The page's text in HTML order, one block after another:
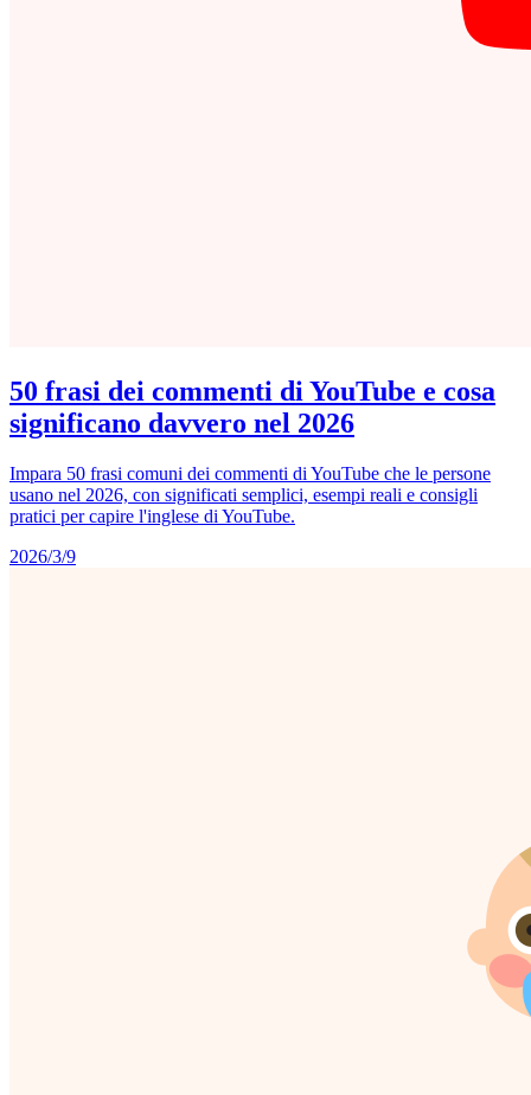
50 frasi dei commenti di YouTube e cosa
significano davvero nel 2026
Impara 50 frasi comuni dei commenti di YouTube che le persone
usano nel 2026, con significati semplici, esempi reali e consigli
pratici per capire l'inglese di YouTube.
2026/3/9